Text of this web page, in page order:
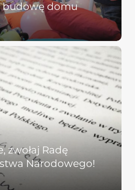
budowę domu
zwołaj Radę
Narodowego!